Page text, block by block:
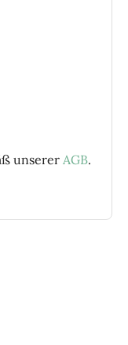
unserer AGB.